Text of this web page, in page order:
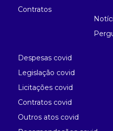
Contratos
Despesas covid
Legislação covid
Licitações covid
Contratos covid
Outros atos covid